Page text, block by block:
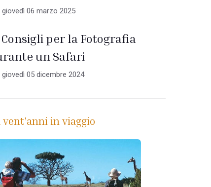
giovedì 06 marzo 2025
Consigli per la Fotografia
un Safari
giovedì 05 dicembre 2024
vent'anni in viaggio